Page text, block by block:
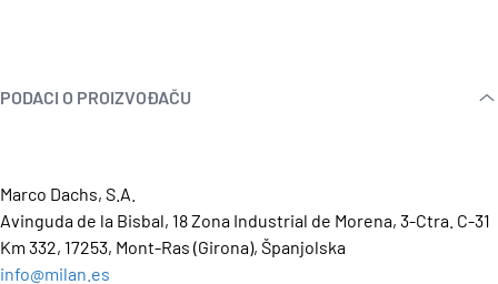
PODACI O PROIZVOĐAČU
Marco Dachs, S.A.
Avinguda de la Bisbal, 18 Zona Industrial de Morena, 3-Ctra. C-31
Km 332, 17253, Mont-Ras (Girona), Španjolska
info@milan.es